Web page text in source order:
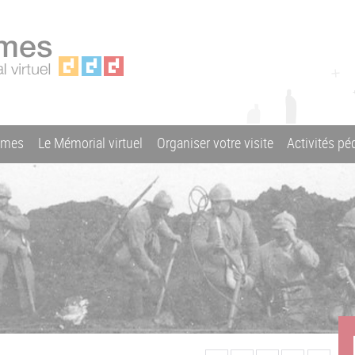
Le Mémorial virtuel Organiser votre visite Activités